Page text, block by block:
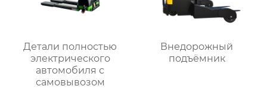
Детали полностью
электрического
автомобиля с
самовывозом
Внедорожный
подъёмник